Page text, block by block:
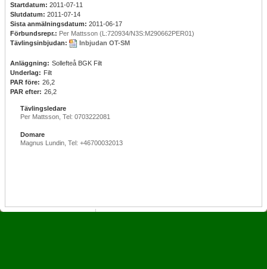
Startdatum: 2011-07-11
Slutdatum: 2011-07-14
Sista anmälningsdatum: 2011-06-17
Förbundsrepr.: Per Mattsson (L:720934/N3S:M290662PER01)
Tävlingsinbjudan:
Inbjudan OT-SM
Anläggning: Sollefteå BGK Filt
Underlag: Filt
PAR före: 26,2
PAR efter: 26,2
Tävlingsledare
Per Mattsson, Tel: 0703222081
Domare
Magnus Lundin, Tel: +46700032013